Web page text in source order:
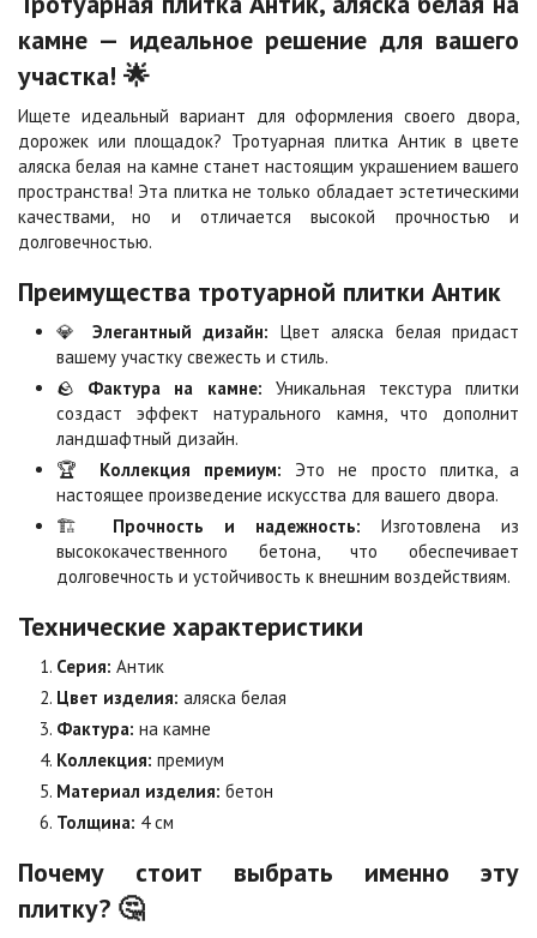
Каир
Цена по запросу
Клинкер
Цена по запросу
Конго
Цена по запросу
Коричневая Красная
Листопад
Цена по запросу
Меланж
Цена по запросу
Мокко
Цена по запросу
Неаполь
Цена по запросу
Цена по запросу Цена по запросу
Цена по запросу
Сахара
Серо-белая
камне — идеальное решение для вашего
участка! 🌟
Ищете идеальный вариант для оформления своего двора,
дорожек или площадок? Тротуарная плитка Антик в цвете
аляска белая на камне станет настоящим украшением вашего
пространства! Эта плитка не только обладает эстетическими
качествами, но и отличается высокой прочностью и
долговечностью.
Преимущества тротуарной плитки Антик
💎 Элегантный дизайн: Цвет аляска белая придаст
вашему участку свежесть и стиль.
🪨 Фактура на камне: Уникальная текстура плитки
создаст эффект натурального камня, что дополнит
ландшафтный дизайн.
🏆 Коллекция премиум: Это не просто плитка, а
настоящее произведение искусства для вашего двора.
🏗️ Прочность и надежность: Изготовлена из
высококачественного бетона, что обеспечивает
долговечность и устойчивость к внешним воздействиям.
Технические характеристики
Серия: Антик
Цвет изделия: аляска белая
Фактура: на камне
Коллекция: премиум
Материал изделия: бетон
Толщина: 4 см
Почему стоит выбрать именно эту
плитку? 🤔